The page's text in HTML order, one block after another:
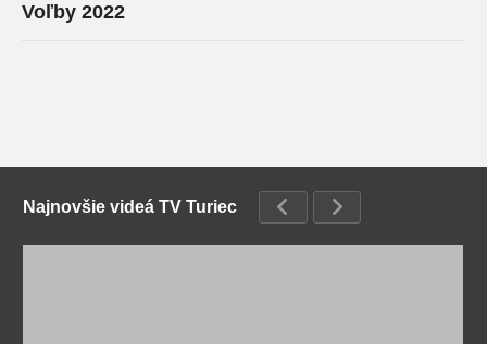
Voľby 2022
Najnovšie videá TV Turiec